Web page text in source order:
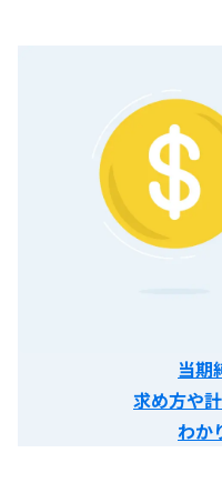
当期
求め方や
わか